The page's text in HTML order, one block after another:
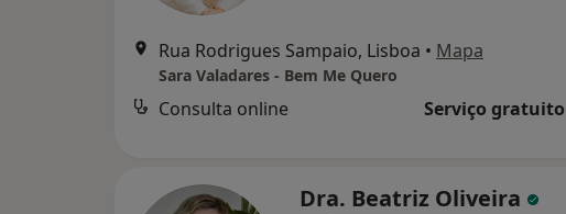
Rua Rodrigues Sampaio, Lisboa • Mapa
Sara Valadares - Bem Me Quero
Consulta online Serviço gratuito
Dra. Beatriz Oliveira